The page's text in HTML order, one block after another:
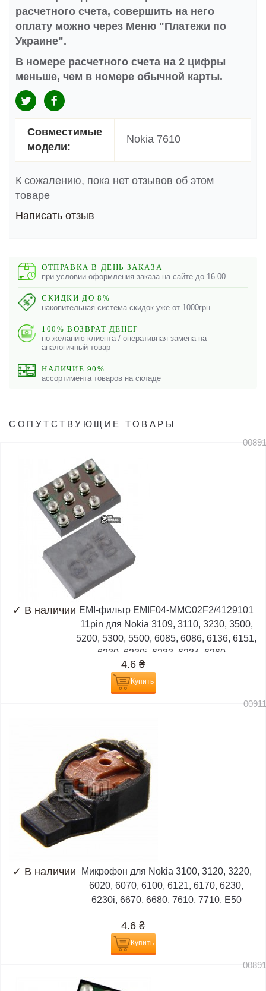
расчетного счета, совершить на него
оплату можно через Меню "Платежи по
Украине".
В номере расчетного счета на 2 цифры
меньше, чем в номере обычной карты.
Совместимые
модели:
Nokia 7610
К сожалению, пока нет отзывов об этом
товаре
Написать отзыв
ОТПРАВКА В ДЕНЬ ЗАКАЗА
при условии оформления заказа на сайте до 16-00
СКИДКИ ДО 8%
накопительная система скидок уже от 1000грн
100% ВОЗВРАТ ДЕНЕГ
по желанию клиента / оперативная замена на
аналогичный товар
НАЛИЧИЕ 90%
ассортимента товаров на складе
СОПУТСТВУЮЩИЕ ТОВАРЫ
✓ В наличии EMI-фильтр EMIF04-MMC02F2/4129101
11pin для Nokia 3109, 3110, 3230, 3500,
5200, 5300, 5500, 6085, 6086, 6136, 6151,
6230, 6230i, 6233, 6234, 6260,...
4.6 ₴
Купить
✓ В наличии
Микрофон для Nokia 3100, 3120, 3220,
6020, 6070, 6100, 6121, 6170, 6230,
6230i, 6670, 6680, 7610, 7710, E50
4.6 ₴
Купить